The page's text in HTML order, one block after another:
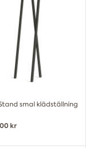
smal klädställning
kr